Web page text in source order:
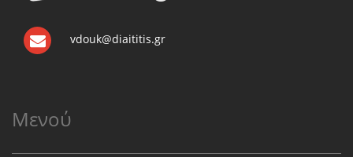
vdouk@diaititis.gr
Μενού